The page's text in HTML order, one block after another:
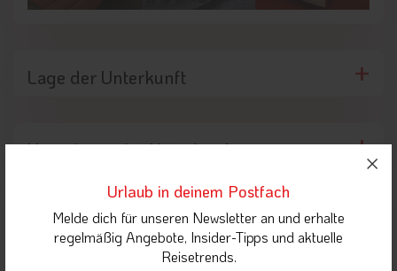
Lage der Unterkunft
Umgebung der Unterkunft
Highlights in der Nähe
Urlaub in deinem Postfach
Melde dich für unseren Newsletter an und erhalte
regelmäßig Angebote, Insider-Tipps und aktuelle
Reisetrends.